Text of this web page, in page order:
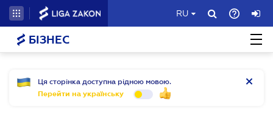
RU
БІЗНЕС
Ця сторінка доступна рідною мовою.
Перейти на українську